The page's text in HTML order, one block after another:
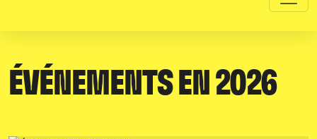
ÉVÉNEMENTS EN 2026